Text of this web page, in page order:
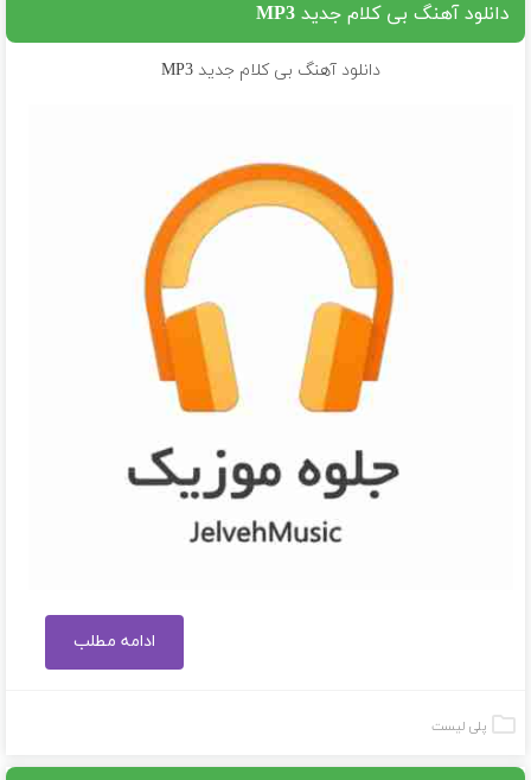
دانلود آهنگ بی کلام جدید MP3
دانلود آهنگ بی کلام جدید MP3
ادامه مطلب
پلی لیست